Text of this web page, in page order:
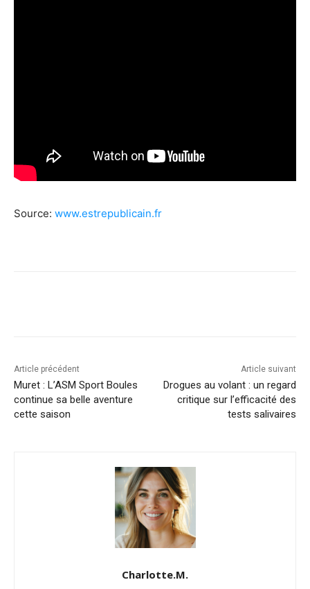
Source: www.estrepublicain.fr
Article précédent
Muret : L’ASM Sport Boules
continue sa belle aventure
cette saison
Article suivant
Drogues au volant : un regard
critique sur l’efficacité des
tests salivaires
Charlotte.M.